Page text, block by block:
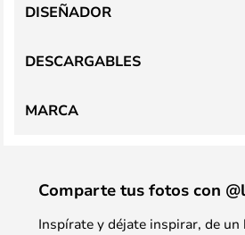
DISEÑADOR
DESCARGABLES
MARCA
Comparte tus fotos con
Inspírate y déjate inspirar, de